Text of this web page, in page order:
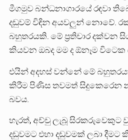
මීගමුව බන්ධනාගාරයේ රඳවා
දඬුවම් විඳින අයවලුන් නොවේ.
බහුතරයකි. මේ ප්‍රතිචාර දක්වන
කියවන ඔබද මම ද ඕනෑම විටෙක
එයින් අදහස් වන්නේ මේ
කිරීම පිණිස තවමත්
බවය.
හැරත්, අච්චු ලැබූ
දඬුවමට එහා දඬුවමක් ලබා